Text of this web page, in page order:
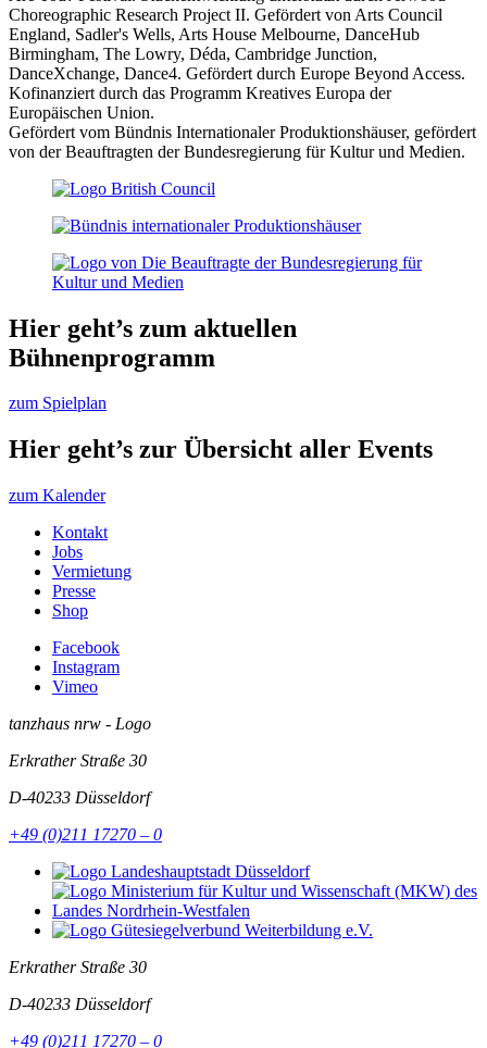
Choreographic Research Project II. Gefördert von Arts Council
England, Sadler's Wells, Arts House Melbourne, DanceHub
Birmingham, The Lowry, Déda, Cambridge Junction,
DanceXchange, Dance4. Gefördert durch Europe Beyond Access.
Kofinanziert durch das Programm Kreatives Europa der
Europäischen Union.
Gefördert vom Bündnis Internationaler Produktionshäuser, gefördert
von der Beauftragten der Bundesregierung für Kultur und Medien.
Hier geht’s zum aktuellen
Bühnenprogramm
zum Spielplan
Hier geht’s zur Übersicht aller Events
zum Kalender
Kontakt
Jobs
Vermietung
Presse
Shop
Facebook
Instagram
Vimeo
tanzhaus nrw - Logo
Erkrather Straße 30
D-40233 Düsseldorf
+49 (0)211 17270 – 0
Erkrather Straße 30
D-40233 Düsseldorf
+49 (0)211 17270 – 0